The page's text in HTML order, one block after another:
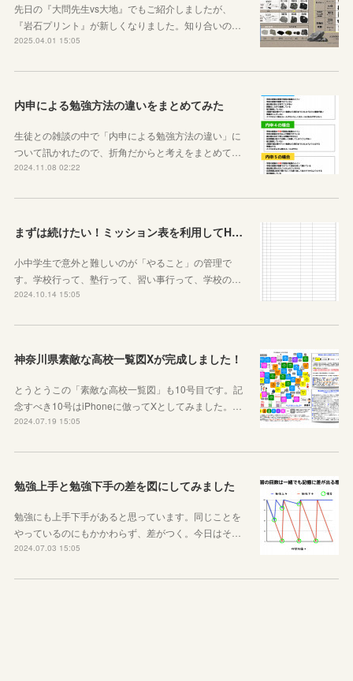
先日の『大問先生vs大地』でもご紹介しましたが、
『岩石プリント』が新しくなりました。知り合いの…
2025.04.01 15:05
内申による勉強方法の違いをまとめてみた
生徒との雑談の中で「内申による勉強方法の違い」に
ついて訊かれたので、折角だからと考えをまとめて…
2024.11.08 02:22
まずは続けたい！ミッション表を利用してHOME個別指導塾からのミッションを遂行せよ
小中学生で意外と難しいのが「やること」の管理で
す。学校行って、塾行って、習い事行って、学校の…
2024.10.14 15:05
神奈川県素敵な高校一覧図Xが完成しました！
とうとうこの「素敵な高校一覧図」も10号目です。記
念すべき10号はiPhoneに倣ってXとしてみました。…
2024.07.19 15:05
勉強上手と勉強下手の差を図にしてみました
勉強にも上手下手があると思っています。同じことを
やっているのにもかかわらず、差がつく。今日はそ…
2024.07.03 15:05